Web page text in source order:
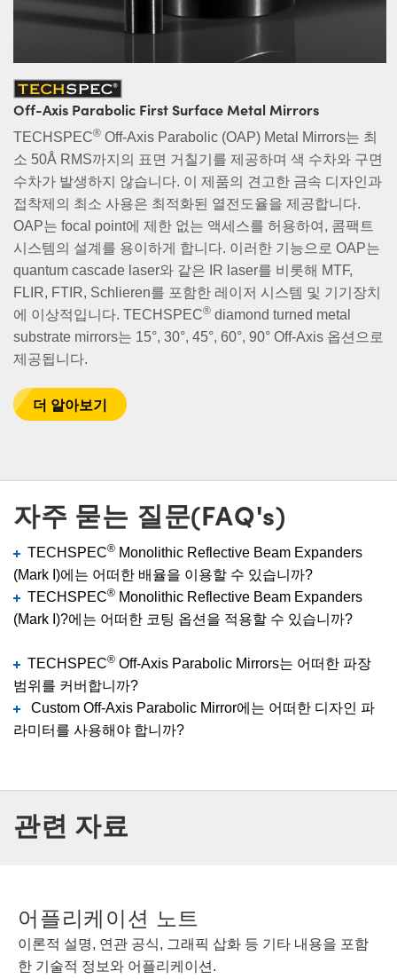
Off-Axis Parabolic First Surface Metal Mirrors
TECHSPEC® Off-Axis Parabolic (OAP) Metal Mirrors는 최
소 50Å RMS까지의 표면 거칠기를 제공하며 색 수차와 구면
수차가 발생하지 않습니다. 이 제품의 견고한 금속 디자인과
접착제의 최소 사용은 최적화된 열전도율을 제공합니다.
OAP는 focal point에 제한 없는 액세스를 허용하여, 콤팩트
시스템의 설계를 용이하게 합니다. 이러한 기능으로 OAP는
quantum cascade laser와 같은 IR laser를 비롯해 MTF,
FLIR, FTIR, Schlieren를 포함한 레이저 시스템 및 기기장치
에 이상적입니다. TECHSPEC® diamond turned metal
substrate mirrors는 15°, 30°, 45°, 60°, 90° Off-Axis 옵션으로
제공됩니다.
더 알아보기
자주 묻는 질문(FAQ's)
TECHSPEC® Monolithic Reflective Beam Expanders
(Mark I)에는 어떠한 배율을 이용할 수 있습니까?
TECHSPEC® Monolithic Reflective Beam Expanders
(Mark I)?에는 어떠한 코팅 옵션을 적용할 수 있습니까?
TECHSPEC® Off-Axis Parabolic Mirrors는 어떠한 파장
범위를 커버합니까?
Custom Off-Axis Parabolic Mirror에는 어떠한 디자인 파
라미터를 사용해야 합니까?
관련 자료
어플리케이션 노트
이론적 설명, 연관 공식, 그래픽 삽화 등 기타 내용을 포함
한 기술적 정보와 어플리케이션.